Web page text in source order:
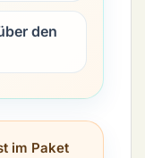
den
im Paket